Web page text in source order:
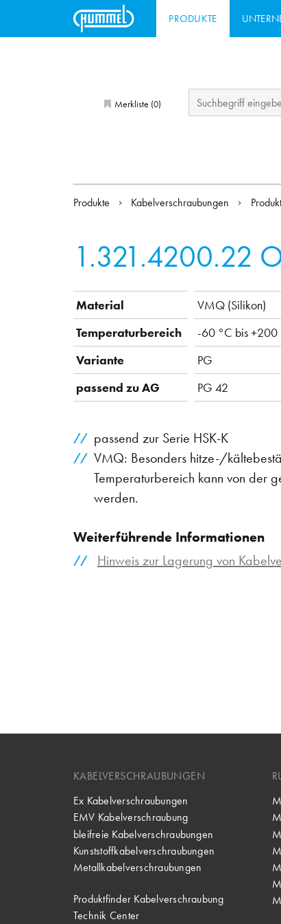
PRODUKTE
Merkliste (0)
Produkte Kabelverschraubungen
1.321.4200.22
Material
VMQ (Silikon)
Temperaturbereich
-60 °C bis +200
Variante
PG
passend zu AG
PG 42
passend zur Serie HSK-K
VMQ: Besonders hitze-/
Temperaturbereich kann von der
werden.
Weiterführende Informationen
Hinweis zur Lagerung von
KABELVERSCHRAUBUNGEN
Ex Kabelverschraubungen
EMV Kabelverschraubung
bleifreie Kabelverschraubungen
Kunststoffkabelverschraubungen
Metallkabelverschraubungen
Produktfinder Kabelverschraubung
Technik Center